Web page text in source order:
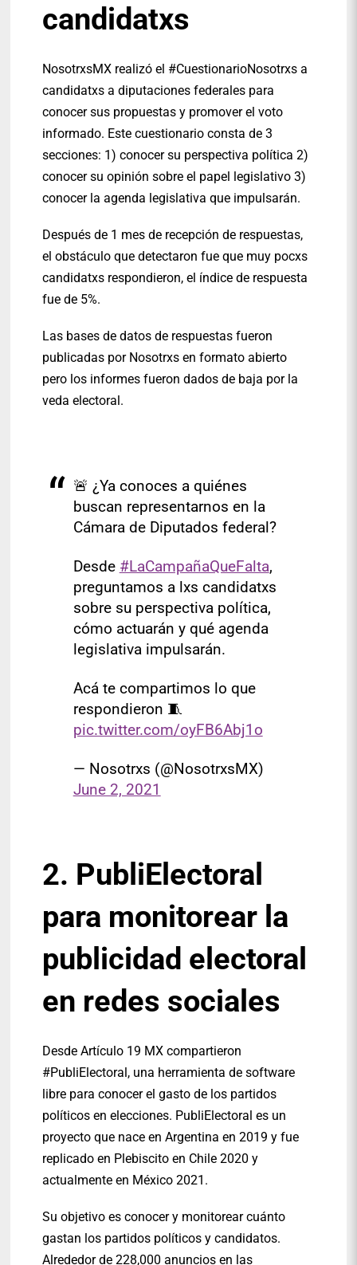
candidatxs
NosotrxsMX realizó el #CuestionarioNosotrxs a
candidatxs a diputaciones federales para
conocer sus propuestas y promover el voto
informado. Este cuestionario consta de 3
secciones: 1) conocer su perspectiva política 2)
conocer su opinión sobre el papel legislativo 3)
conocer la agenda legislativa que impulsarán.
Después de 1 mes de recepción de respuestas,
el obstáculo que detectaron fue que muy pocxs
candidatxs respondieron, el índice de respuesta
fue de 5%.
Las bases de datos de respuestas fueron
publicadas por Nosotrxs en formato abierto
pero los informes fueron dados de baja por la
veda electoral.
🚨 ¿Ya conoces a quiénes
buscan representarnos en la
Cámara de Diputados federal?
Desde #LaCampañaQueFalta,
preguntamos a lxs candidatxs
sobre su perspectiva política,
cómo actuarán y qué agenda
legislativa impulsarán.
Acá te compartimos lo que
respondieron 🧵
pic.twitter.com/oyFB6Abj1o
— Nosotrxs (@NosotrxsMX)
June 2, 2021
2. PubliElectoral
para monitorear la
publicidad electoral
en redes sociales
Desde Artículo 19 MX compartieron
#PubliElectoral, una herramienta de software
libre para conocer el gasto de los partidos
políticos en elecciones. PubliElectoral es un
proyecto que nace en Argentina en 2019 y fue
replicado en Plebiscito en Chile 2020 y
actualmente en México 2021.
Su objetivo es conocer y monitorear cuánto
gastan los partidos políticos y candidatos.
Alrededor de 228,000 anuncios en las